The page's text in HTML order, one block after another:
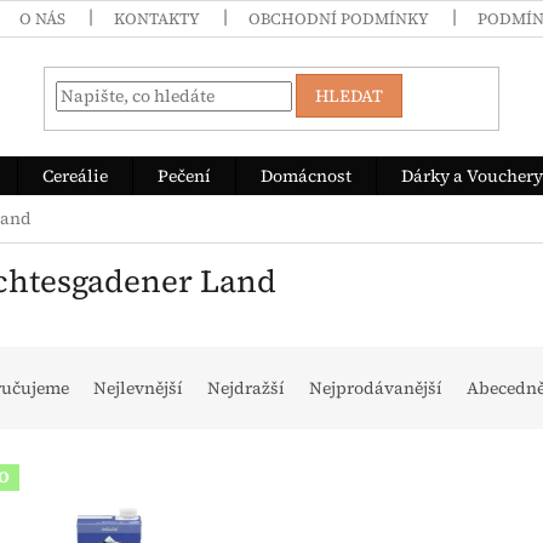
O NÁS KONTAKTY OBCHODNÍ PODMÍNKY
HLEDAT
Cereálie Pečení Domácnost
Dárky a Vouchery
Land
Nejlevnější Nejdražší Nejprodávanější
produktů